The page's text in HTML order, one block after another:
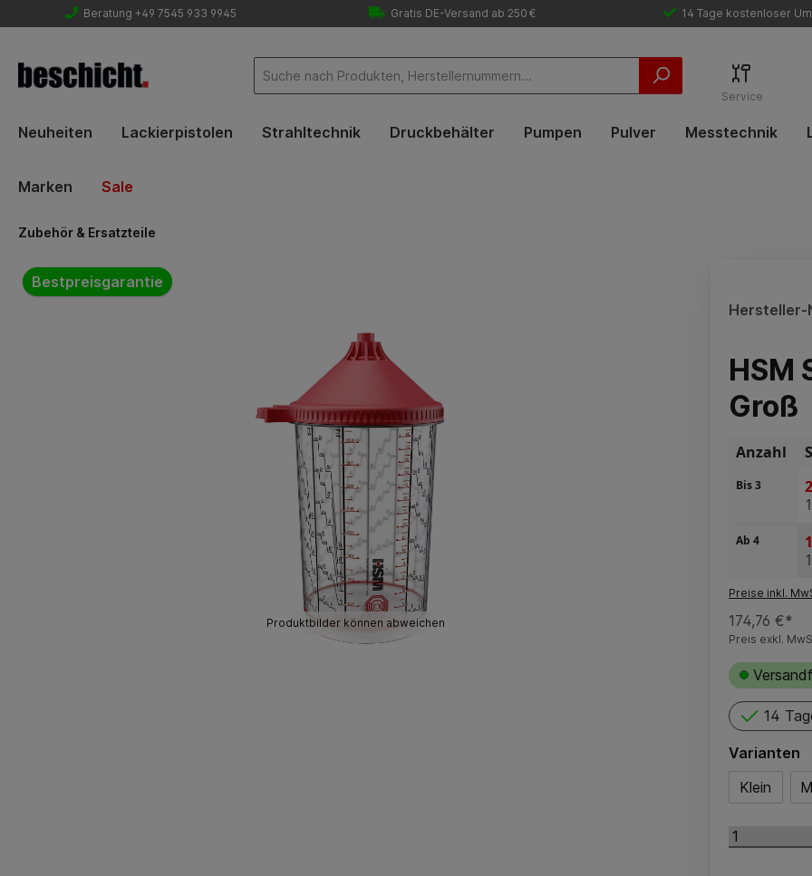
Beratung +49 7545 933 9945 Gratis DE-Versand ab 250 € 14 Tage kostenloser
Service
Neuheiten Lackierpistolen Strahltechnik Druckbehälter Pumpen Pulver Messtechnik
Marken Sale
Zubehör & Ersatzteile
Bildergalerie überspringen
Bestpreisgarantie
Produktbilder können abweichen
Hersteller-
HSM
Groß
Anzahl
Bis3
Ab 4
Preise inkl.
174,76 €*
Preis exkl.
14
Varianten
Klein